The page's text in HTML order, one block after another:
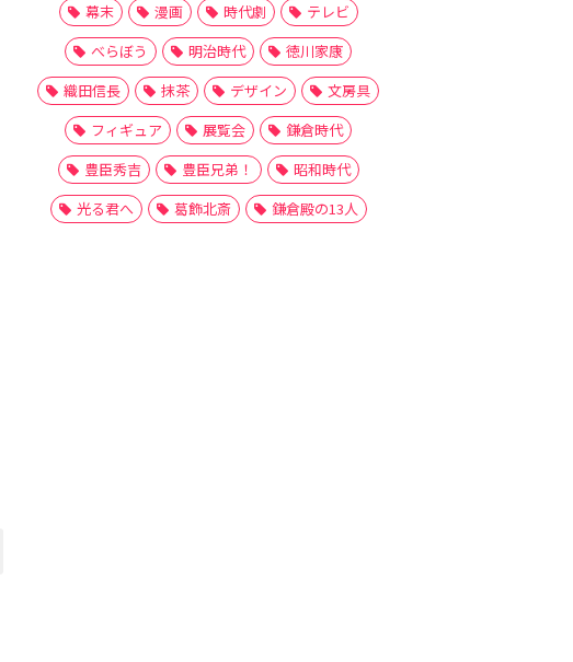
幕末
漫画 時代劇
テレビ
べらぼう
明治時代
徳川家康
織田信長
抹茶 デザイン
文房具
フィギュア
展覧会
鎌倉時代
豊臣秀吉
豊臣兄弟！
昭和時代
光る君へ
葛飾北斎 鎌倉殿の13人